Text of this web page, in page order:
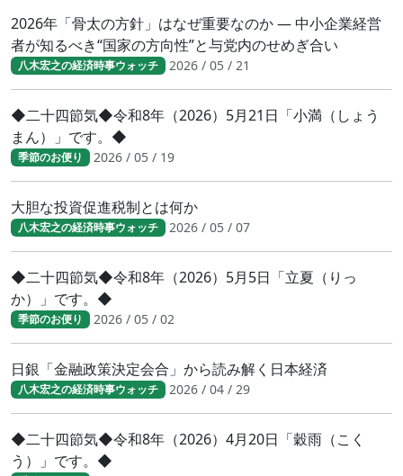
2026年「骨太の方針」はなぜ重要なのか ― 中小企業経営
者が知るべき“国家の方向性”と与党内のせめぎ合い
八木宏之の経済時事ウォッチ 2026 / 05 / 21
◆二十四節気◆令和8年（2026）5月21日「小満（しょう
まん）」です。◆
季節のお便り 2026 / 05 / 19
大胆な投資促進税制とは何か
八木宏之の経済時事ウォッチ 2026 / 05 / 07
◆二十四節気◆令和8年（2026）5月5日「立夏（りっ
か）」です。◆
季節のお便り 2026 / 05 / 02
日銀「金融政策決定会合」から読み解く日本経済
八木宏之の経済時事ウォッチ 2026 / 04 / 29
◆二十四節気◆令和8年（2026）4月20日「穀雨（こく
う）」です。◆